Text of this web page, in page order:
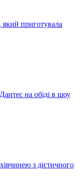
який приготувала
на обіді в шоу
з дієтичного